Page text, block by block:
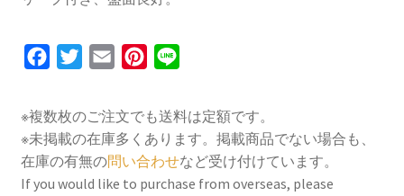
c
e
b
o
i
t
t
e
a
i
l
n
t
e
r
n
e
※複数枚のご注文でも送料は定額です。
※未掲載の在庫多くあります。掲載商品でない場合も、
在庫の有無の問い合わせなど受け付けています。
If you would like to purchase from overseas, please